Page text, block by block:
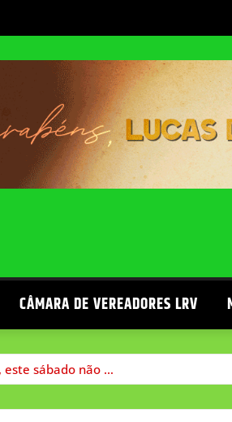
CÂMARA DE VEREADORES LRV
este sábado não …